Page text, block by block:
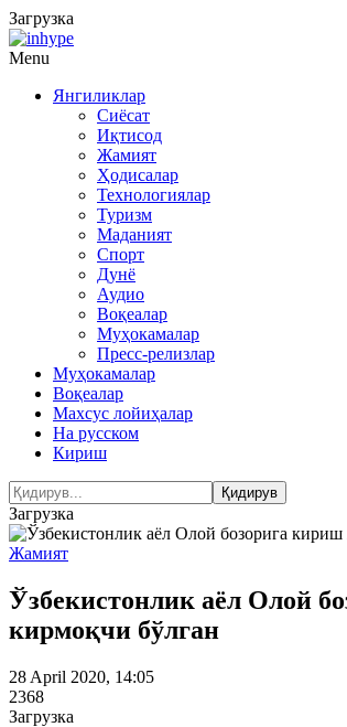
Загрузка
Menu
Янгиликлар
Сиёсат
Иқтисод
Жамият
Ҳодисалар
Технологиялар
Туризм
Маданият
Спорт
Дунё
Аудио
Воқеалар
Муҳокамалар
Пресс-релизлар
Муҳокамалар
Воқеалар
Махсус лойиҳалар
На русском
Кириш
Загрузка
Жамият
Ўзбекистонлик аёл Олой
кирмоқчи бўлган
28 April 2020, 14:05
2368
Загрузка